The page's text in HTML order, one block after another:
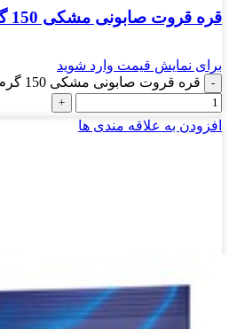
قره قروت صابونی مشکی 150 گرم
برای نمایش قیمت وارد شوید
قره قروت صابونی مشکی 150 گرم عدد
افزودن به علاقه مندی ها